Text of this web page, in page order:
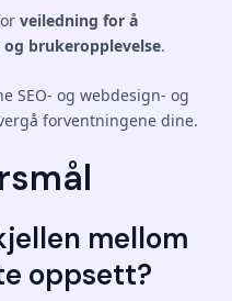
veiledning for å
brukeropplevelse.
SEO- og webdesign- og
forventningene dine.
mellom
oppsett?